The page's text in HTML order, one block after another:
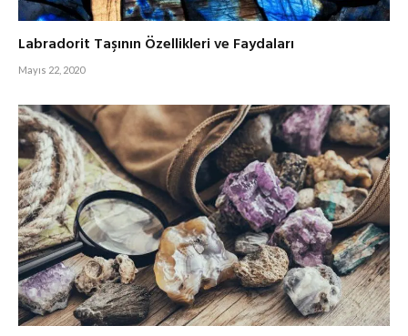
Labradorit Taşının Özellikleri ve Faydaları
Mayıs 22, 2020